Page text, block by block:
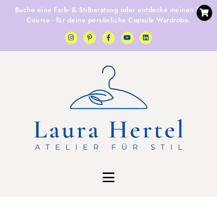
Buche eine Farb- & Stilberatung oder entdecke meinen E-
Course - für deine persönliche Capsule Wardrobe.